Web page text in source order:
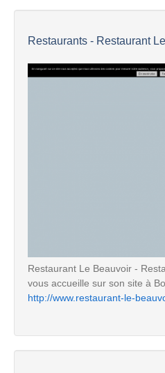
Restaurants - Restaurant
Restaurant Le Beauvoir -
vous accueille sur son site à
http://www.restaurant-le-